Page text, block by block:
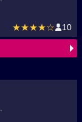
★★★★☆ 10